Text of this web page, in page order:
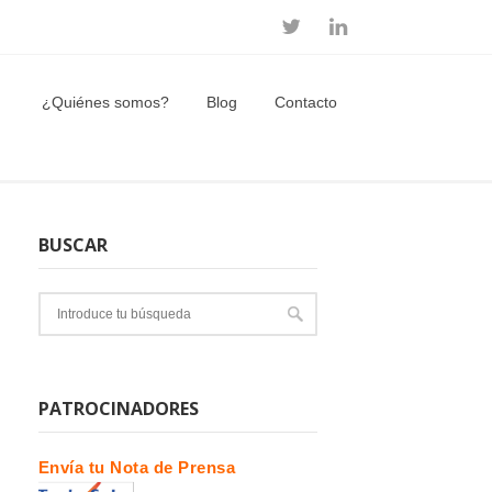
¿Quiénes somos? Blog Contacto
BUSCAR
PATROCINADORES
Envía tu Nota de Prensa